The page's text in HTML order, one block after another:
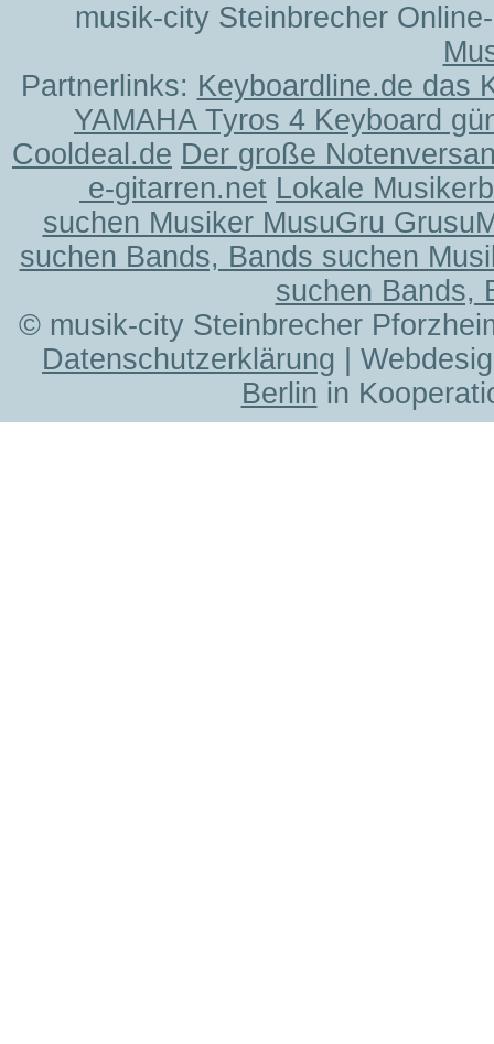
musik-city Steinbrecher
Partnerlinks: Keyboardline.de das
YAMAHA Tyros 4 Keyboard
Cooldeal.de Der große
e-gitarren.net Lokale
suchen Musiker MusuGru
suchen Bands, Bands suchen
suchen Bands,
© musik-city Steinbrecher
Datenschutzerklärung |
Berlin in